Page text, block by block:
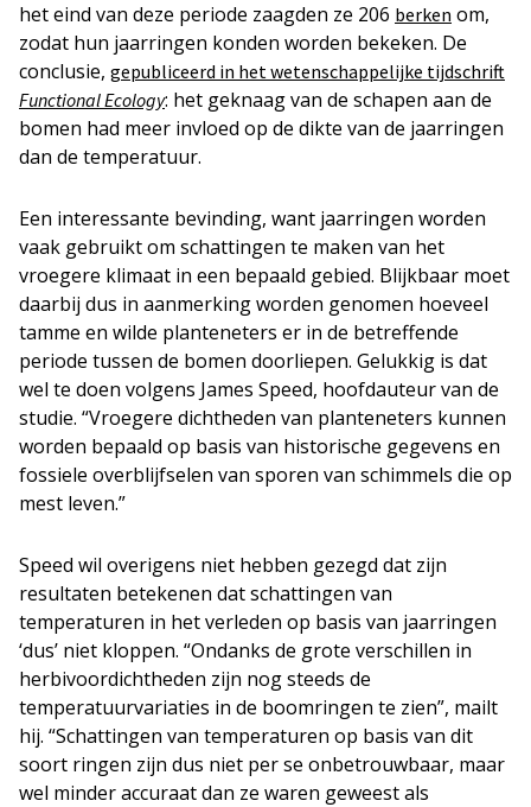
het eind van deze periode zaagden ze 206 berken om,
zodat hun jaarringen konden worden bekeken. De
conclusie, gepubliceerd in het wetenschappelijke tijdschrift
Functional Ecology: het geknaag van de schapen aan de
bomen had meer invloed op de dikte van de jaarringen
dan de temperatuur.
Een interessante bevinding, want jaarringen worden
vaak gebruikt om schattingen te maken van het
vroegere klimaat in een bepaald gebied. Blijkbaar moet
daarbij dus in aanmerking worden genomen hoeveel
tamme en wilde planteneters er in de betreffende
periode tussen de bomen doorliepen. Gelukkig is dat
wel te doen volgens James Speed, hoofdauteur van de
studie. “Vroegere dichtheden van planteneters kunnen
worden bepaald op basis van historische gegevens en
fossiele overblijfselen van sporen van schimmels die op
mest leven.”
Speed wil overigens niet hebben gezegd dat zijn
resultaten betekenen dat schattingen van
temperaturen in het verleden op basis van jaarringen
‘dus’ niet kloppen. “Ondanks de grote verschillen in
herbivoordichtheden zijn nog steeds de
temperatuurvariaties in de boomringen te zien”, mailt
hij. “Schattingen van temperaturen op basis van dit
soort ringen zijn dus niet per se onbetrouwbaar, maar
wel minder accuraat dan ze waren geweest als